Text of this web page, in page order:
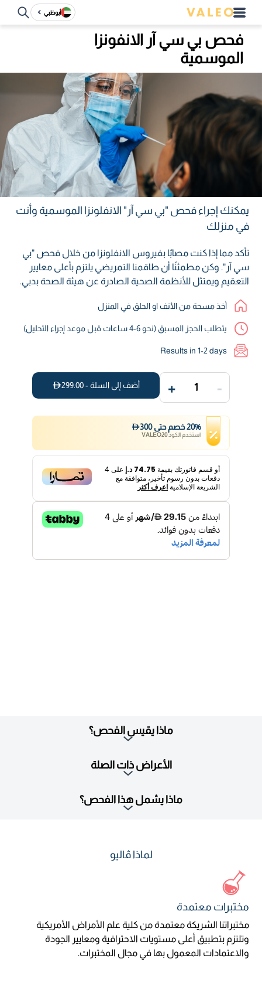
أبوظبي
فحص بي سي آر الانفونزا
الموسمية
يمكنك إجراء فحص "بي سي آر" الانفلونزا الموسمية وأنت
في منزلك
تأكد مما إذا كنت مصابًا بفيروس الانفلونزا من خلال فحص "بي
سي آر". وكن مطمئنًا أن طاقمنا التمريضي يلتزم بأعلى معايير
التعقيم ويمتثل للأنظمة الصحية الصادرة عن هيئة الصحة بدبي.
أخذ مسحة من الأنف او الحلق في المنزل
يتطلب الحجز المسبق (نحو 6-4 ساعات قبل موعد إجراء التحليل)
Results in 1-2 days
-
1
+ أضف إلى السلة -299.00
20% خصم حتى 300
استخدم الكودVALEO20
أو قسم فاتورتك بقيمة 74.75 د.إ على4
دفعات بدون رسوم تأخير، متوافقة مع
الشريعة الإسلاميةاعرف أكثر
ماذا يقيس الفحص؟
الأعراض ذات الصلة
ماذا يشمل هذا الفحص؟
لماذا ڤاليو
مختبرات معتمدة
مختبراتنا الشريكة معتمدة من كلية علم الأمراض الأمريكية
وتلتزم بتطبيق أعلى مستويات الاحترافية ومعايير الجودة
والاعتمادات المعمول بها في مجال المختبرات.